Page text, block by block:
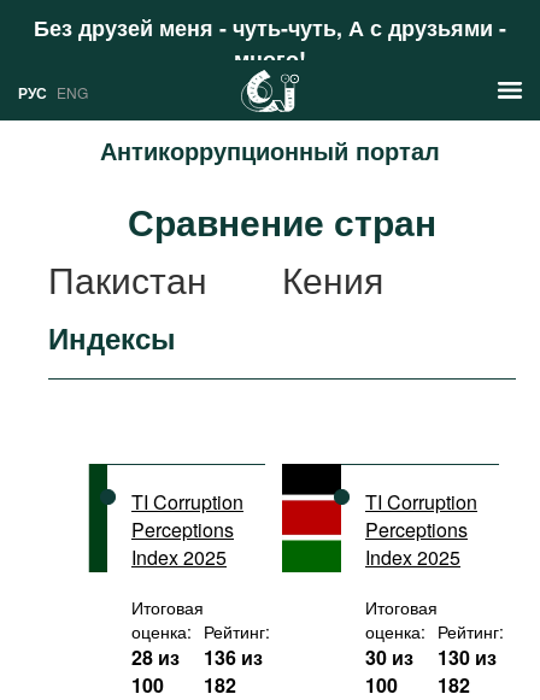
Без друзей меня - чуть-чуть, А с друзьями -
много!
Поддержать
РУС ENG
Антикоррупционный портал
Аналитика
Стран
Ресурсы
Документы международных
организаций
Фильмы
Подкасты
Книжная полка
Сравнение стран
Пакистан
Кения
Индексы
TI Corruption
Perceptions
Index 2025
Итоговая
оценка:
28 из
100
Рейтинг:
136 из
182
TI Corruption
Perceptions
Index 2025
Итоговая
оценка:
30 из
100
Рейтинг:
130 из
182